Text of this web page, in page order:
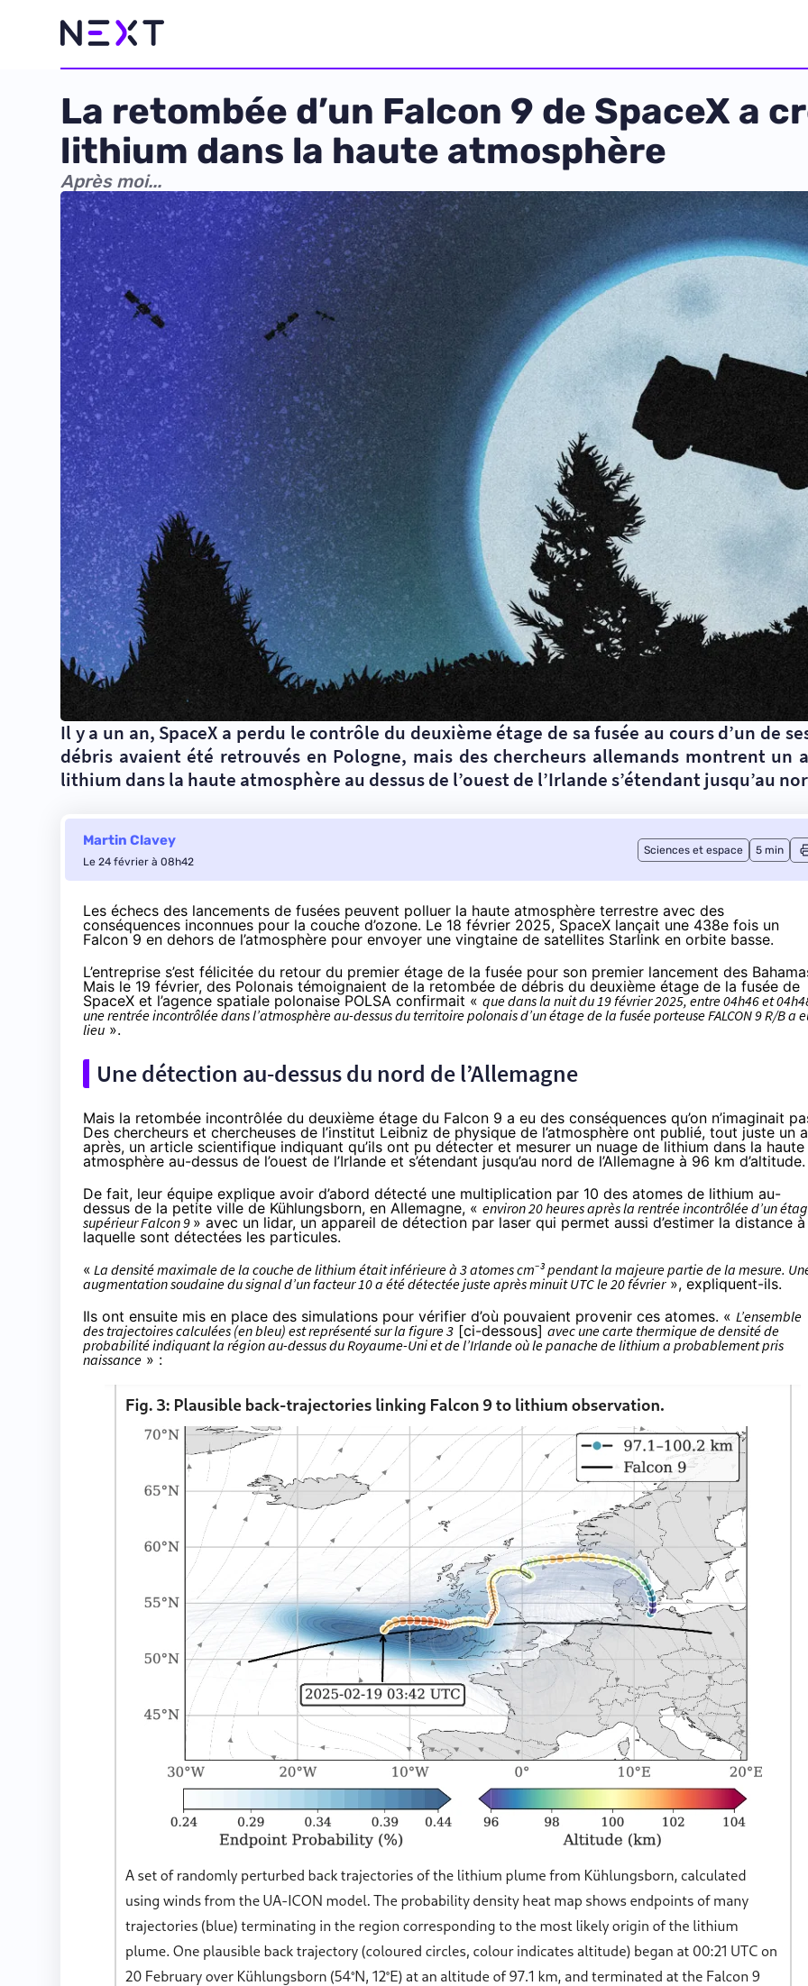
La retombée d’un Falcon 9 de SpaceX a
lithium dans la haute atmosphère
Après moi...
Il y a un an, SpaceX a perdu le contrôle du deuxième étage de sa fusée au cours d’un de
débris avaient été retrouvés en Pologne, mais des chercheurs allemands montrent un
lithium dans la haute atmosphère au dessus de l’ouest de l’Irlande s’étendant jusqu’au
Martin Clavey
Le 24 février à 08h42
Sciences et espace 5 min
Les échecs des lancements de fusées peuvent polluer la haute atmosphère terrestre avec des
conséquences inconnues pour la couche d’ozone. Le 18 février 2025, SpaceX lançait une 438e fois un
Falcon 9 en dehors de l’atmosphère pour envoyer une vingtaine de satellites Starlink en orbite basse.
L’entreprise s’est félicitée du retour du premier étage de la fusée pour son premier lancement des
Mais le 19 février, des Polonais témoignaient de la retombée de débris du deuxième étage de la fusée de
SpaceX et l’agence spatiale polonaise POLSA confirmait « que dans la nuit du 19 février 2025, entre 04h46 et
une rentrée incontrôlée dans l’atmosphère au-dessus du territoire polonais d’un étage de la fusée porteuse FALCON 9 R/B a
lieu ».
Une détection au-dessus du nord de l’Allemagne
Mais la retombée incontrôlée du deuxième étage du Falcon 9 a eu des conséquences qu’on n’imaginait
Des chercheurs et chercheuses de l’institut Leibniz de physique de l’atmosphère ont publié, tout juste un
après, un article scientifique indiquant qu’ils ont pu détecter et mesurer un nuage de lithium dans la haute
atmosphère au-dessus de l’ouest de l’Irlande et s’étendant jusqu’au nord de l’Allemagne à 96 km d’altitude.
De fait, leur équipe explique avoir d’abord détecté une multiplication par 10 des atomes de lithium au-
dessus de la petite ville de Kühlungsborn, en Allemagne, « environ 20 heures après la rentrée incontrôlée d’un
supérieur Falcon 9 » avec un lidar, unappareil de détection par laser qui permet aussi d’estimer la distance à
laquelle sont détectées les particules.
« La densité maximale de la couche de lithium était inférieure à 3 atomes cm⁻³ pendant la majeure partie de la mesure.
augmentation soudaine du signal d’un facteur 10 a été détectée juste après minuit UTC le 20 février», expliquent-ils.
Ils ont ensuite mis en place des simulations pour vérifier d’où pouvaient provenir ces atomes. « L’ensemble
des trajectoires calculées (en bleu) est représenté sur la figure 3 [ci-dessous] avec une carte thermique de densité de
probabilité indiquant la région au-dessus du Royaume-Uni et de l’Irlande où le panache de lithium a probablement pris
naissance » :